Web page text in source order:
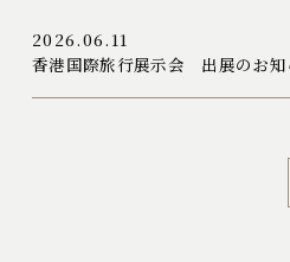
2026.06.11
香港国際旅行展示会 出展のお知